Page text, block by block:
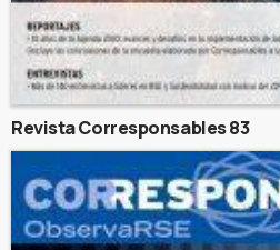
Revista Corresponsables 83